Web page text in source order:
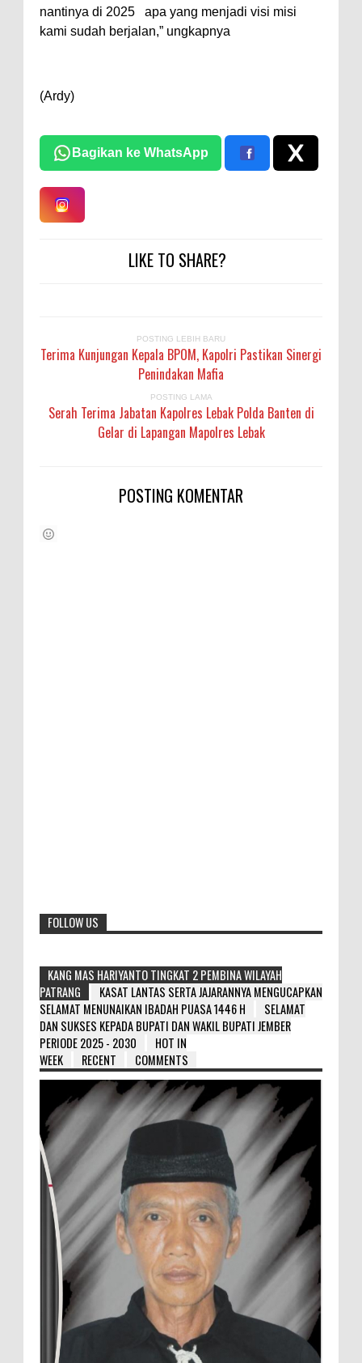
nantinya di 2025 apa yang menjadi visi misi
kami sudah berjalan,” ungkapnya
(Ardy)
Bagikan ke WhatsApp
LIKE TO SHARE?
POSTING LEBIH BARU
Terima Kunjungan Kepala BPOM, Kapolri Pastikan Sinergi
Penindakan Mafia
POSTING LAMA
Serah Terima Jabatan Kapolres Lebak Polda Banten di
Gelar di Lapangan Mapolres Lebak
POSTING KOMENTAR
FOLLOW US
KANG MAS HARIYANTO TINGKAT 2 PEMBINA WILAYAH
PATRANG
KASAT LANTAS SERTA JAJARANNYA MENGUCAPKAN
SELAMAT MENUNAIKAN IBADAH PUASA 1446 H
SELAMAT
DAN SUKSES KEPADA BUPATI DAN WAKIL BUPATI JEMBER
PERIODE 2025 - 2030
HOT IN
WEEK
RECENT COMMENTS